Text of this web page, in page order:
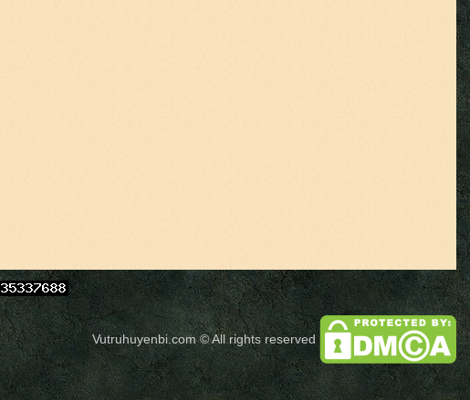
Vutruhuyenbi.com© All rights reserved